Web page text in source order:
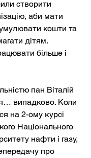
створити
аби мати
кошти та
дітям.
більше і
пан Віталій
випадково. Коли
на 2-ому курсі
Національного
нафти і газу,
про